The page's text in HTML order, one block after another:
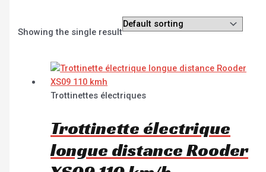
Showing the single result
Trottinettes électriques
Trottinette électrique
longue distance Rooder